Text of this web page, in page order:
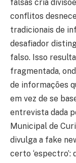
falsas cria
conflitos
tradicionais de
desafiador
falso. Isso
fragmentada,
de informações
em vez de se
entrevista dada
Municipal de
divulga a fake
certo ‘espectro’: